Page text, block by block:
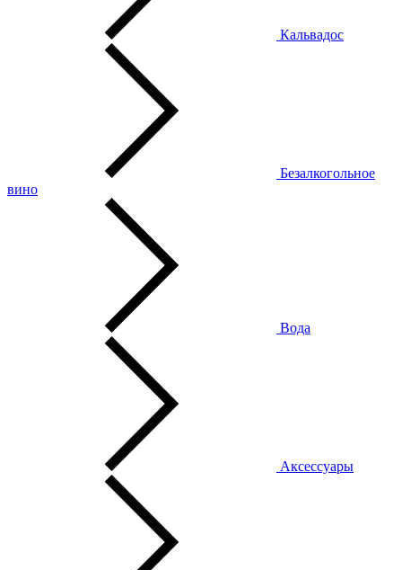
Кальвадос
Безалкогольное
вино
Вода
Аксессуары